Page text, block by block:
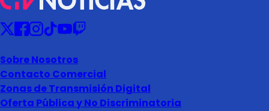
Sobre Nosotros
Contacto Comercial
Zonas de Transmisión Digital
Oferta Pública y No Discriminatoria